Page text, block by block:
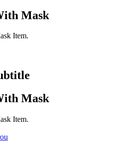
Mask
Item.
Mask
Item.